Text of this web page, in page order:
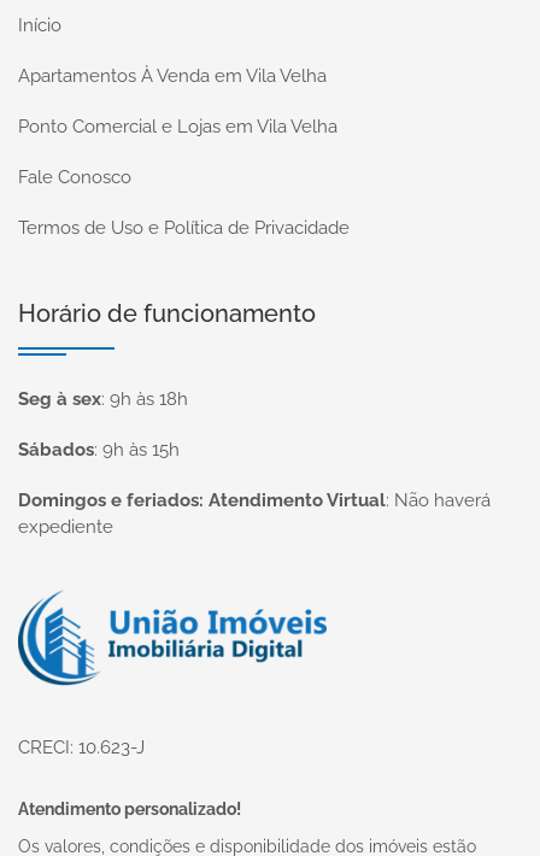
Início
Apartamentos À Venda em Vila Velha
Ponto Comercial e Lojas em Vila Velha
Fale Conosco
Termos de Uso e Política de Privacidade
Horário de funcionamento
Seg à sex: 9h às 18h
Sábados: 9h às 15h
Domingos e feriados: Atendimento Virtual: Não haverá
expediente
Página inicial
CRECI: 10.623-J
Atendimento personalizado!
Os valores, condições e disponibilidade dos imóveis estão